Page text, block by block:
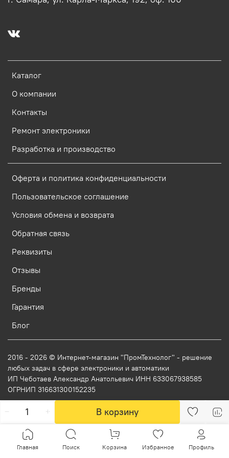
В корзину
Каталог
О компании
Контакты
Ремонт электроники
Разработка и производство
Оферта и политика конфиденциальности
Пользовательское соглашение
Условия обмена и возврата
Обратная связь
Реквизиты
Отзывы
Бренды
Гарантия
Блог
2016 - 2026 © Интернет-магазин "ПромТехнолог" - решение
любых задач в сфере электроники и автоматики
ИП Чеботаев Александр Анатольевич ИНН 633067938585
ОГРНИП 316631300152235
Главная Поиск Корзина Избранное Профиль